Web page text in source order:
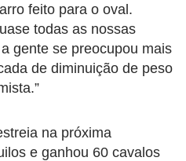
feito para o oval.
todas as nossas
gente se preocupou mais
de diminuição de peso
na próxima
e ganhou 60 cavalos